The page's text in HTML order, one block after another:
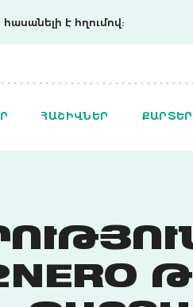
է հղումով:
ՀԱՇԻՎՆԵՐ ՔԱՐՏԵՐ